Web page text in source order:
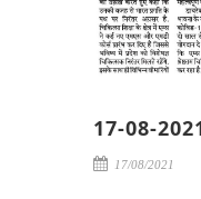
17-08-
17/08/2021